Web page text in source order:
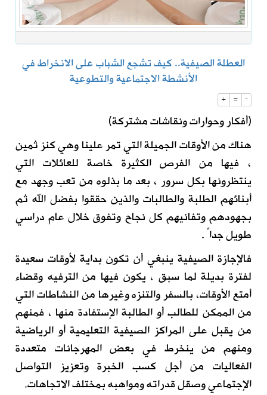
العطلة الصيفية.. كيف تشجع الشباب على الانخراط في
الأنشطة الاجتماعية والتطوعية
+ = -
(أفكار وحوارات ونقاشات مشتركة)
هناك من الأوقات الجميلة التي تمر علينا وهي كنز ثمين
، فيها من الفرص الكثيرة خاصة للعائلات التي
ينتظرونها بكل سرور ، بعد ما بذلوه من تعب وجهد مع
أبنائهم الطلبة والطالبات والذين حققوا بفضل الله ثم
بجهودهم وتفانيهم كل نجاح وتفوق خلال عام دراسي
طويل جداً .
فالإجازة الصيفية ينبغي أن تكون بداية لأوقات سعيدة
لفترة بديلة لما سبق ، يكون فيها من الترفيه وقضاء
أمتع الأوقات، بالسفر والتنزه وغيرها من النشاطات التي
من الممكن للطالب أو الطالبة الإستفادة منها ، فمنهم
من يقبل على المراكز الصيفية التعليمية أو الرياضية
ومنهم من ينخرط في بعض المهرجانات متعددة
الفعاليات من أجل كسب الخبرة وتعزيز التواصل
الإجتماعي وصقل قدراته ومواهبه بمختلف الاتجاهات.